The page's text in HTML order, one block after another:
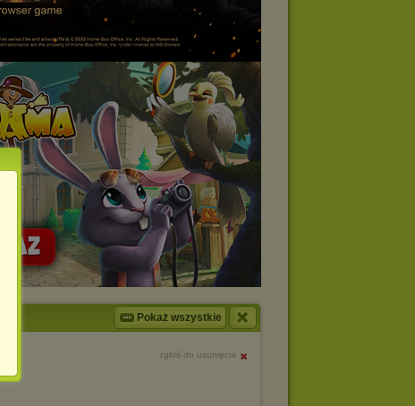
Pokaż wszystkie
zgłoś do usunięcia